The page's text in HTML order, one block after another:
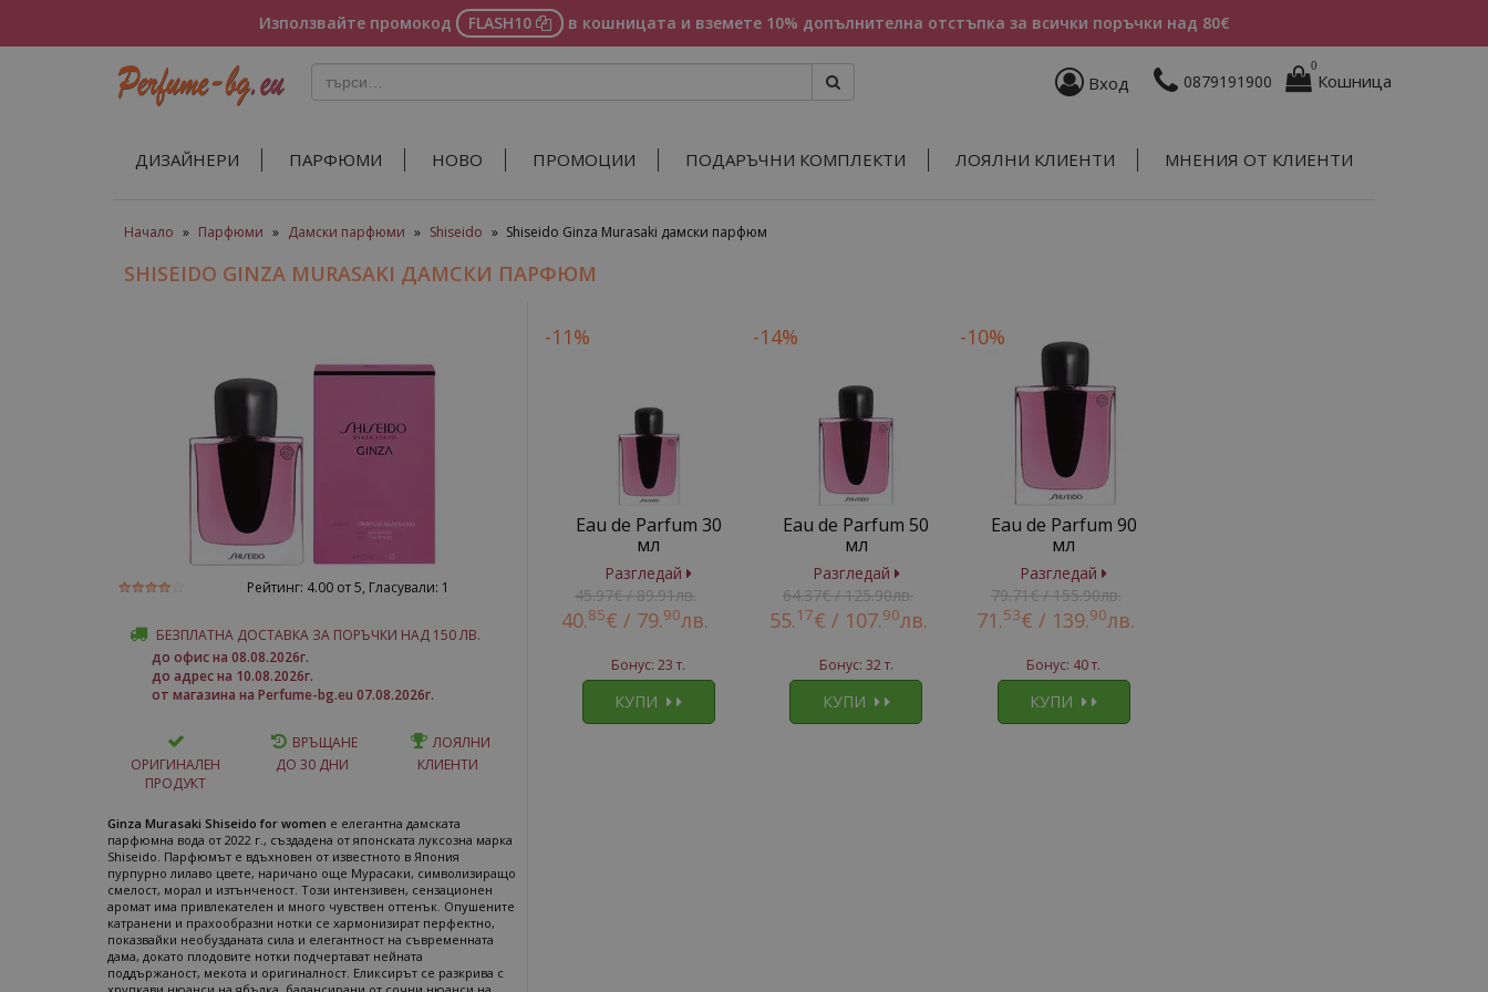
Използвайте промокод FLASH10 в кошницата и вземете 10% допълнителна отстъпка за всички поръчки над 80€
Вход 0879191900
0
Кошница
ДИЗАЙНЕРИ ПАРФЮМИ НОВО ПРОМОЦИИ ПОДАРЪЧНИ КОМПЛЕКТИ ЛОЯЛНИ КЛИЕНТИ МНЕНИЯ ОТ КЛИЕНТИ
Начало » Парфюми » Дамски парфюми » Shiseido » Shiseido Ginza Murasaki дамски парфюм
SHISEIDO GINZA MURASAKI ДАМСКИ ПАРФЮМ
Рейтинг: 4.00от 5, Гласували: 1
БЕЗПЛАТНА ДОСТАВКА ЗА ПОРЪЧКИ НАД 150 ЛВ.
до офис на 08.08.2026г.
до адрес на 10.08.2026г.
от магазина на Perfume-bg.eu 07.08.2026г.
ОРИГИНАЛЕН
ПРОДУКТ
ВРЪЩАНЕ
ДО 30 ДНИ
ЛОЯЛНИ
КЛИЕНТИ
Ginza Murasaki Shiseido for women е елегантна дамската
парфюмна вода от 2022 г., създадена от японската луксозна марка
Shiseido. Парфюмът е вдъхновен от известното в Япония
пурпурно лилаво цвете, наричано още Мурасаки, символизиращо
смелост, морал и изтънченост. Този интензивен, сензационен
аромат има привлекателен и много чувствен оттенък. Опушените
катранени и прахообразни нотки се хармонизират перфектно,
показвайки необузданата сила и елегантност на съвременната
дама, докато плодовите нотки подчертават нейната
поддържаност, мекота и оригиналност. Еликсирът се разкрива с
-11%
Eau de Parfum 30
мл
Разгледай
45.97€ / 89.91лв.
40.85€ / 79.90лв.
Бонус: 23 т.
КУПИ
-14%
Eau de Parfum 50
мл
Разгледай
64.37€ / 125.90лв.
55.17€ / 107.90лв.
Бонус: 32 т.
КУПИ
-10%
Eau de Parfum 90
мл
Разгледай
79.71€ / 155.90лв.
71.53€ / 139.90лв.
Бонус: 40 т.
КУПИ